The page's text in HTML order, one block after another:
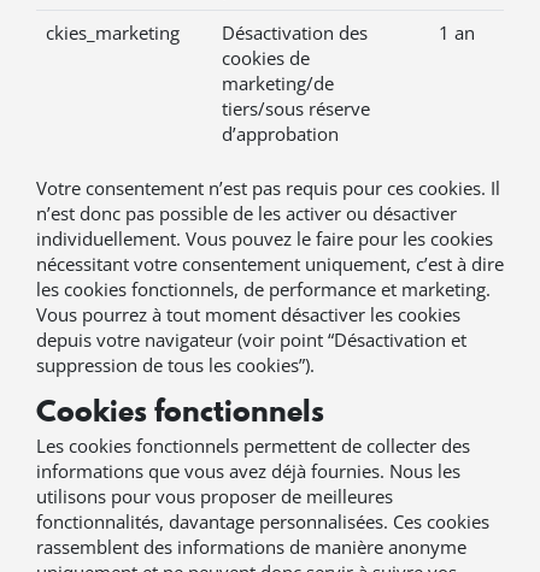
ckies_marketing
Désactivation des
cookies de
marketing/de
tiers/sous réserve
d’approbation
1 an
Votre consentement n’est pas requis pour ces cookies. Il
n’est donc pas possible de les activer ou désactiver
individuellement. Vous pouvez le faire pour les cookies
nécessitant votre consentement uniquement, c’est à dire
les cookies fonctionnels, de performance et marketing.
Vous pourrez à tout moment désactiver les cookies
depuis votre navigateur (voir point “Désactivation et
suppression de tous les cookies”).
Cookies fonctionnels
Les cookies fonctionnels permettent de collecter des
informations que vous avez déjà fournies. Nous les
utilisons pour vous proposer de meilleures
fonctionnalités, davantage personnalisées. Ces cookies
rassemblent des informations de manière anonyme